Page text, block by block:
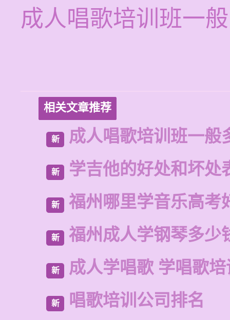
成人唱歌培训班一
相关文章推荐
新 成人唱歌培训班一般
新 学吉他的好处和坏处
新 福州哪里学音乐高考
新 福州成人学钢琴多少
新 成人学唱歌 学唱歌
新 唱歌培训公司排名